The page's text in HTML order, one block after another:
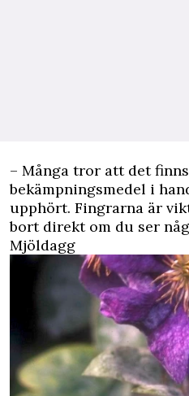
– Många tror att det
bekämpningsmedel i
upphört. Fingrarna är
bort direkt om du ser
Mjöldagg